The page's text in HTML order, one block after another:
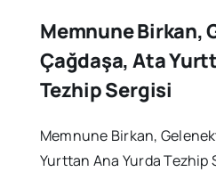
Memnune Birkan,
Çağdaşa, Ata
Tezhip Sergisi
Memnune Birkan,
Yurttan Ana Yurda Tezhip